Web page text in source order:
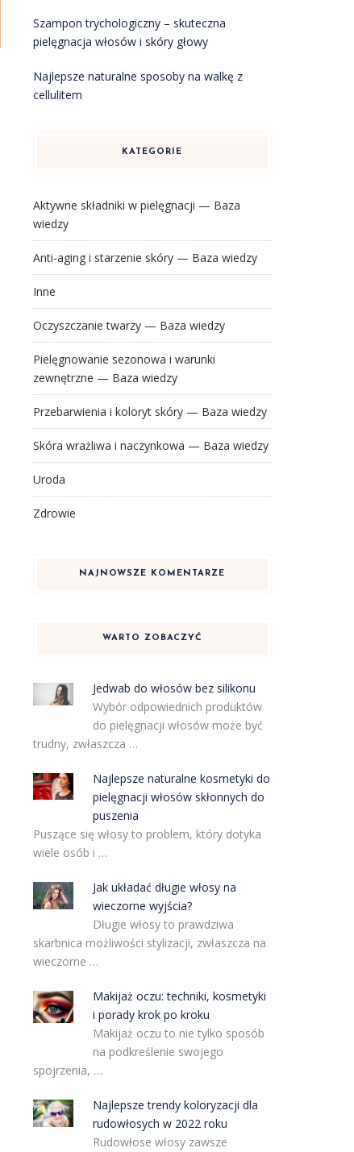
Szampon trychologiczny – skuteczna
pielęgnacja włosów i skóry głowy
Najlepsze naturalne sposoby na walkę z
cellulitem
KATEGORIE
Aktywne składniki w pielęgnacji — Baza
wiedzy
Anti-aging i starzenie skóry — Baza wiedzy
Inne
Oczyszczanie twarzy — Baza wiedzy
Pielęgnowanie sezonowa i warunki
zewnętrzne — Baza wiedzy
Przebarwienia i koloryt skóry — Baza wiedzy
Skóra wrażliwa i naczynkowa — Baza wiedzy
Uroda
Zdrowie
NAJNOWSZE KOMENTARZE
WARTO ZOBACZYĆ
Jedwab do włosów bez silikonu
Wybór odpowiednich produktów
do pielęgnacji włosów może być
trudny, zwłaszcza …
Najlepsze naturalne kosmetyki do
pielęgnacji włosów skłonnych do
puszenia
Puszące się włosy to problem, który dotyka
wiele osób i …
Jak układać długie włosy na
wieczorne wyjścia?
Długie włosy to prawdziwa
skarbnica możliwości stylizacji, zwłaszcza na
wieczorne …
Makijaż oczu: techniki, kosmetyki
i porady krok po kroku
Makijaż oczu to nie tylko sposób
na podkreślenie swojego
spojrzenia, …
Najlepsze trendy koloryzacji dla
rudowłosych w 2022 roku
Rudowłose włosy zawsze